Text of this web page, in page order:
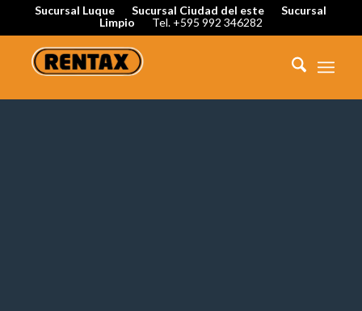
Sucursal Luque Sucursal Ciudad del este
Sucursal
Limpio
Tel. +595 992 346282